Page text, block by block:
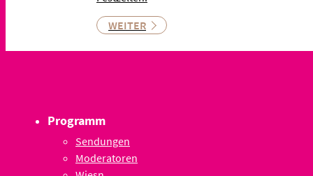
WEITER
Programm
Sendungen
Moderatoren